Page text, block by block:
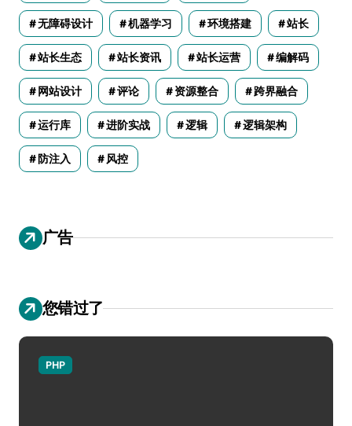
无障碍设计 机器学习 环境搭建 站长
站长生态 站长资讯 站长运营 编解码
网站设计 评论 资源整合 跨界融合
运行库 进阶实战 逻辑 逻辑架构
防注入 风控
广告
您错过了
PHP